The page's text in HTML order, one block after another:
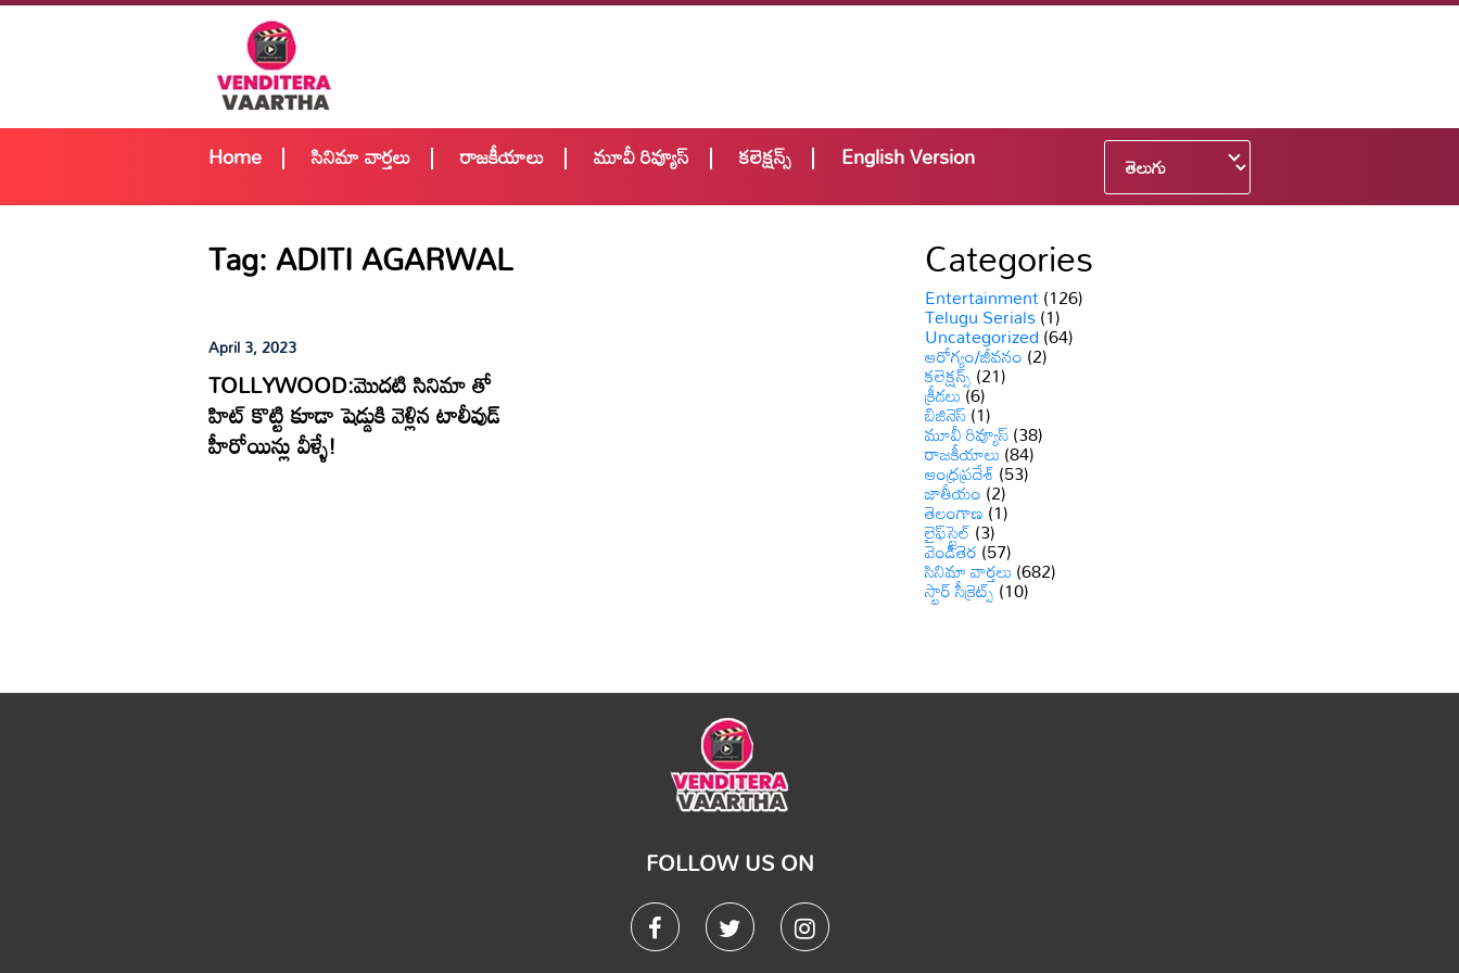
Home సినిమా వార్తలు రాజకీయాలు మూవీ రివ్యూస్ కలెక్షన్స్ English Version
Tag:ADITI AGARWAL
April 3, 2023
TOLLYWOOD:మొదటి సినిమా తో
హిట్ కొట్టి కూడా షెడ్డుకి వెళ్లిన టాలీవుడ్
హీరోయిన్లు వీళ్ళే!
Categories
Entertainment(126)
Telugu Serials(1)
Uncategorized(64)
ఆరోగ్యం/జీవనం(2)
కలెక్షన్స్(21)
క్రీడలు(6)
బిజినెస్(1)
మూవీ రివ్యూస్(38)
రాజకీయాలు(84)
ఆంధ్రప్రదేశ్(53)
జాతీయం(2)
తెలంగాణ(1)
లైఫ్‌స్టైల్(3)
వెండితెర(57)
సినిమా వార్తలు(682)
స్టార్ సీక్రెట్స్(10)
FOLLOW US ON